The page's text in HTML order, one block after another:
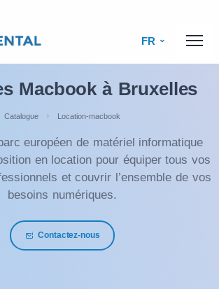
FR
Macbook à Bruxelles
Catalogue Location-macbook
européen de matériel informatique
en location pour équiper tous vos
et couvrir l’ensemble de vos
besoins numériques.
Contactez-nous